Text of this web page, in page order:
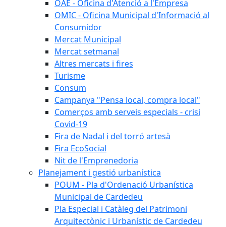
OAE - Oficina d'Atenció a l'Empresa
OMIC - Oficina Municipal d'Informació al
Consumidor
Mercat Municipal
Mercat setmanal
Altres mercats i fires
Turisme
Consum
Campanya "Pensa local, compra local"
Comerços amb serveis especials - crisi
Covid-19
Fira de Nadal i del torró artesà
Fira EcoSocial
Nit de l'Emprenedoria
Planejament i gestió urbanística
POUM - Pla d'Ordenació Urbanística
Municipal de Cardedeu
Pla Especial i Catàleg del Patrimoni
Arquitectònic i Urbanístic de Cardedeu